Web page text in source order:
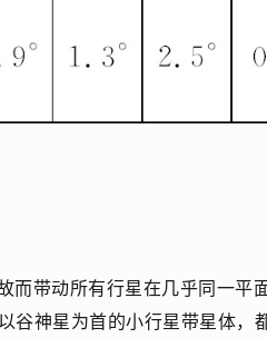
而带动所有行星在几乎同一平
谷神星为首的小行星带星体，